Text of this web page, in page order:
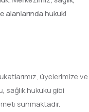
alanlarında hukuki
üyelerimize ve
sağlık hukuku gibi
sunmaktadır.